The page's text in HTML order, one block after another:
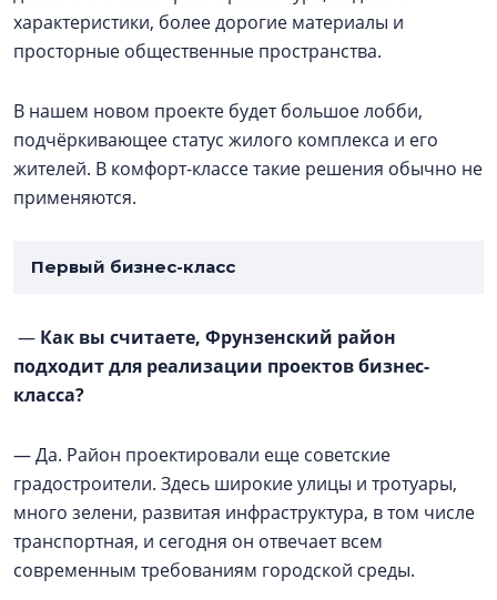
характеристики, более дорогие материалы и
просторные общественные пространства.
В нашем новом проекте будет большое лобби,
подчёркивающее статус жилого комплекса и его
жителей. В комфорт-классе такие решения обычно не
применяются.
Первый бизнес-класс
— Как вы считаете, Фрунзенский район
подходит для реализации проектов бизнес-
класса?
— Да. Район проектировали еще советские
градостроители. Здесь широкие улицы и тротуары,
много зелени, развитая инфраструктура, в том числе
транспортная, и сегодня он отвечает всем
современным требованиям городской среды.